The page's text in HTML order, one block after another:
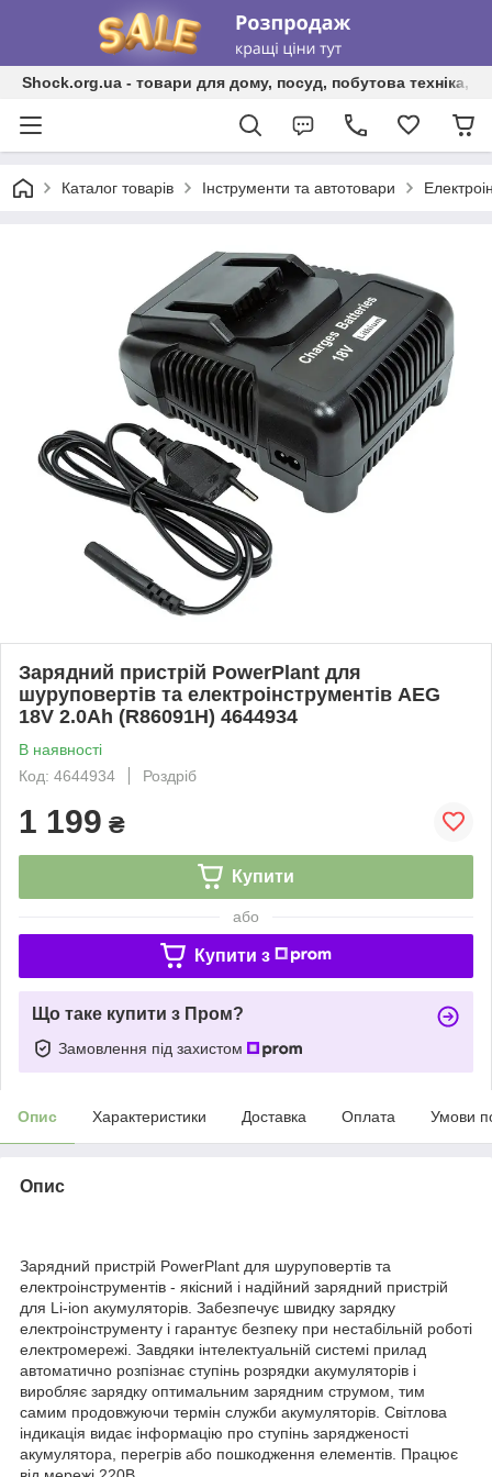
Shock.org.ua - товари для дому, посуд, побутова техніка,
Каталог товарів Інструменти та автотовари
Зарядний пристрій PowerPlant для
шуруповертів та електроінструментів AEG
18V 2.0Ah (R86091H) 4644934
В наявності
Код: 4644934
Роздріб
1 199 ₴
Купити
або
Купити з
Що таке купити з Пром?
Замовлення під захистом
Опис Характеристики Доставка Оплата Умови
Опис
Зарядний пристрій PowerPlant для шуруповертів та
електроінструментів - якісний і надійний зарядний пристрій
для Li-ion акумуляторів. Забезпечує швидку зарядку
електроінструменту і гарантує безпеку при нестабільній роботі
електромережі. Завдяки інтелектуальній системі прилад
автоматично розпізнає ступінь розрядки акумуляторів і
виробляє зарядку оптимальним зарядним струмом, тим
самим продовжуючи термін служби акумуляторів. Світлова
індикація видає інформацію про ступінь зарядженості
акумулятора, перегрів або пошкодження елементів. Працює